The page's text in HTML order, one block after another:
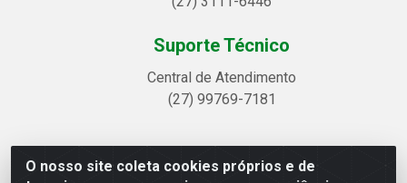
O nosso site coleta cookies próprios e de
Suporte Técnico
Central de Atendimento
(27) 99769-7181
Linhavix Distribuidora LTDA - Avenida Alegre, 2521 -